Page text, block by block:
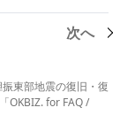
次へ
東部地震の復旧・復
OKBIZ. for FAQ /